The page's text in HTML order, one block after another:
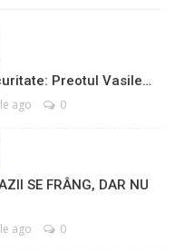
Preotul Vasile…
ago 0
SE FRÂNG, DAR NU
ago 0